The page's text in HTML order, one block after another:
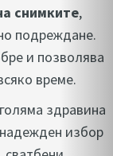
снимките,
подреждане.
и позволява
време.
здравина
избор